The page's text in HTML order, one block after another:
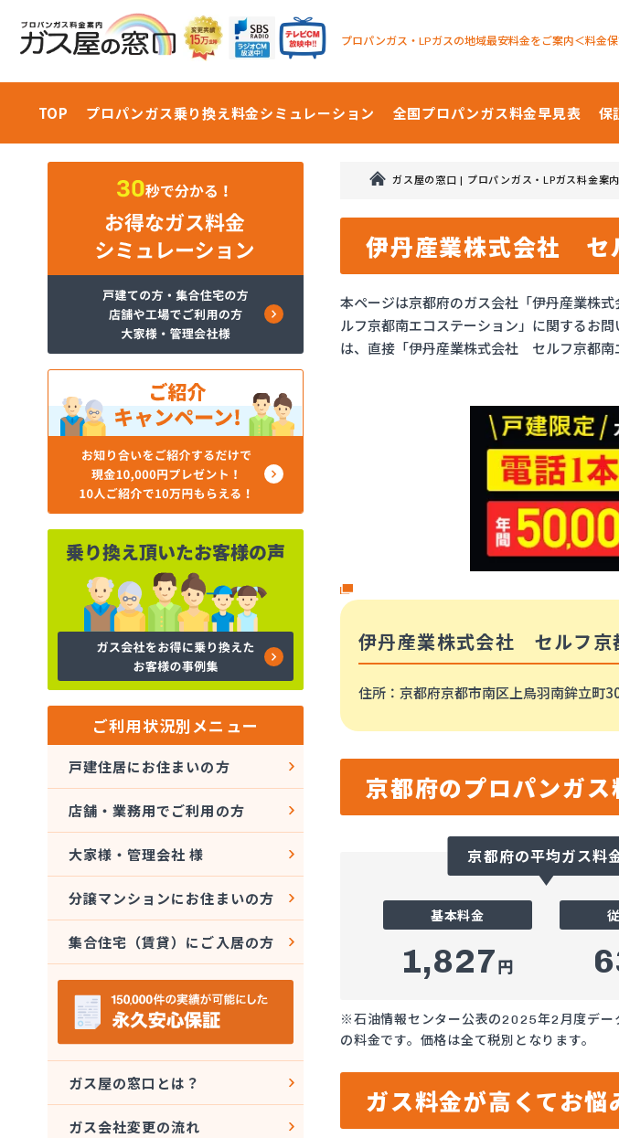
プロパンガス・LPガスの地域最安料金をご案内＜料金
TOP プロパンガス乗り換え料金シミュレーション 全国プロパンガス料金早見表 保
ガス屋の窓口 | プロパンガス・LPガス料金案内
伊丹産業株式会社 セ
本ページは京都府のガス会社「伊丹産業株
ルフ京都南エコステーション」に関するお
は、直接「伊丹産業株式会社 セルフ京都南
伊丹産業株式会社 セルフ京
住所 ：京都府京都市南区上鳥羽南鉾立町
京都府のプロパンガス
京都府の平均ガス料
基本料金
1,827円
※石油情報センター公表の2025年2月度デー
の料金です。価格は全て税別となります。
ガス料金が高くてお悩
ご利用状況別メニュー
戸建住居にお住まいの方
店舗・業務用でご利用の方
大家様・管理会社 様
分譲マンションにお住まいの方
集合住宅（賃貸）にご入居の方
ガス屋の窓口とは？
ガス会社変更の流れ